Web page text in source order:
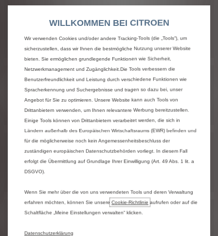
Ë-BERLINGO
BERLINGO
Ë-SPACETOURER
WILLKOMMEN BEI CITROEN
Wir verwenden Cookies und/oder andere Tracking-Tools (die „Tools“), um
sicherzustellen, dass wir Ihnen die bestmögliche Nutzung unserer Website
bieten. Sie ermöglichen grundlegende Funktionen wie Sicherheit,
Netzwerkmanagement und Zugänglichkeit.Die Tools verbessern die
Benutzerfreundlichkeit und Leistung durch verschiedene Funktionen wie
Spracherkennung und Suchergebnisse und tragen so dazu bei, unser
Angebot für Sie zu optimieren. Unsere Website kann auch Tools von
Drittanbietern verwenden, um Ihnen relevantere Werbung bereitzustellen.
Einige Tools können von Drittanbietern verarbeitet werden, die sich in
Ländern außerhalb des Europäischen Wirtschaftsraums (EWR) befinden und
für die möglicherweise noch kein Angemessenheitsbeschluss der
zuständigen europäischen Datenschutzbehörden vorliegt. In diesem Fall
erfolgt die Übermittlung auf Grundlage Ihrer Einwilligung (Art. 49 Abs. 1 lit. a
DSGVO).
Wenn Sie mehr über die von uns verwendeten Tools und deren Verwaltung
erfahren möchten, können Sie unsere Cookie‑Richtlinie aufrufen oder auf die
Schaltfläche „Meine Einstellungen verwalten“ klicken.
Datenschutzerklärung